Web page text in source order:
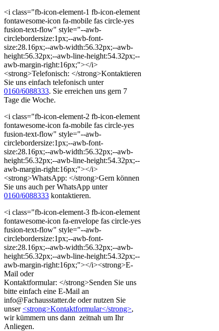
<i class="fb-icon-element-1 fb-icon-element
fontawesome-icon fa-mobile fas circle-yes
fusion-text-flow" style="--awb-
circlebordersize:1px;--awb-font-
size:28.16px;--awb-width:56.32px;--awb-
height:56.32px;--awb-line-height:54.32px;--
awb-margin-right:16px;"></i>
<strong>Telefonisch: </strong>Kontaktieren
Sie uns einfach telefonisch unter
0160/6088333. Sie erreichen uns gern 7
Tage die Woche.
<i class="fb-icon-element-2 fb-icon-element
fontawesome-icon fa-mobile fas circle-yes
fusion-text-flow" style="--awb-
circlebordersize:1px;--awb-font-
size:28.16px;--awb-width:56.32px;--awb-
height:56.32px;--awb-line-height:54.32px;--
awb-margin-right:16px;"></i>
<strong>WhatsApp: </strong>Gern können
Sie uns auch per WhatsApp unter
0160/6088333 kontaktieren.
<i class="fb-icon-element-3 fb-icon-element
fontawesome-icon fa-envelope fas circle-yes
fusion-text-flow" style="--awb-
circlebordersize:1px;--awb-font-
size:28.16px;--awb-width:56.32px;--awb-
height:56.32px;--awb-line-height:54.32px;--
awb-margin-right:16px;"></i><strong>E-
Mail oder
Kontaktformular: </strong>Senden Sie uns
bitte einfach eine E-Mail an
info@Fachausstatter.de oder nutzen Sie
unser<strong>Kontaktformular</strong>,
wir kümmern uns dann zeitnah um Ihr
Anliegen.